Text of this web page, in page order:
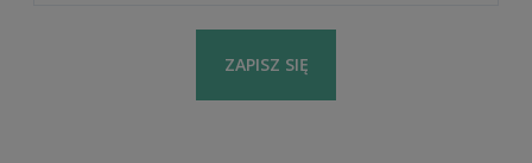
ZAPISZ SIĘ